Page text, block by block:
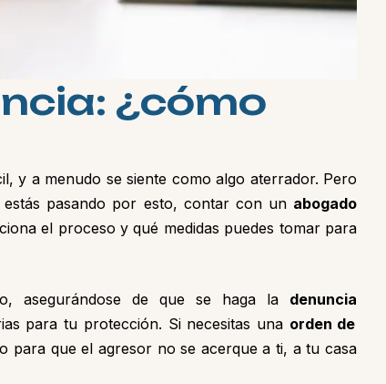
ncia: ¿cómo
y a menudo se siente como algo aterrador. Pero
pasando por esto, contar con un abogado
el proceso y qué medidas puedes tomar para
asegurándose de que se haga la denuncia
para tu protección. Si necesitas una orden de
para que el agresor no se acerque a ti, a tu casa